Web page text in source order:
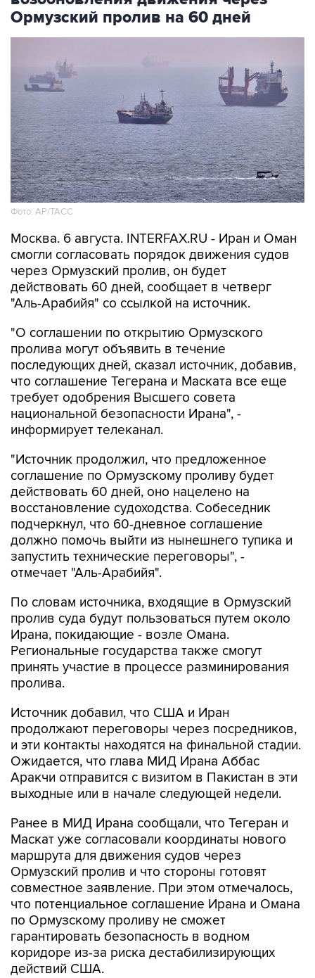
Ормузский пролив на 60 дней
Фото: AP/ТАСС
Москва. 6 августа. INTERFAX.RU - Иран и Оман
смогли согласовать порядок движения судов
через Ормузский пролив, он будет
действовать 60 дней, сообщает в четверг
"Аль-Арабийя" со ссылкой на источник.
"О соглашении по открытию Ормузского
пролива могут объявить в течение
последующих дней, сказал источник, добавив,
что соглашение Тегерана и Маската все еще
требует одобрения Высшего совета
национальной безопасности Ирана", -
информирует телеканал.
"Источник продолжил, что предложенное
соглашение по Ормузскому проливу будет
действовать 60 дней, оно нацелено на
восстановление судоходства. Собеседник
подчеркнул, что 60-дневное соглашение
должно помочь выйти из нынешнего тупика и
запустить технические переговоры", -
отмечает "Аль-Арабийя".
По словам источника, входящие в Ормузский
пролив суда будут пользоваться путем около
Ирана, покидающие - возле Омана.
Региональные государства также смогут
принять участие в процессе разминирования
пролива.
Источник добавил, что США и Иран
продолжают переговоры через посредников,
и эти контакты находятся на финальной стадии.
Ожидается, что глава МИД Ирана Аббас
Аракчи отправится с визитом в Пакистан в эти
выходные или в начале следующей недели.
Ранее в МИД Ирана сообщали, что Тегеран и
Маскат уже согласовали координаты нового
маршрута для движения судов через
Ормузский пролив и что стороны готовят
совместное заявление. При этом отмечалось,
что потенциальное соглашение Ирана и Омана
по Ормузскому проливу не сможет
гарантировать безопасность в водном
коридоре из-за риска дестабилизирующих
действий США.